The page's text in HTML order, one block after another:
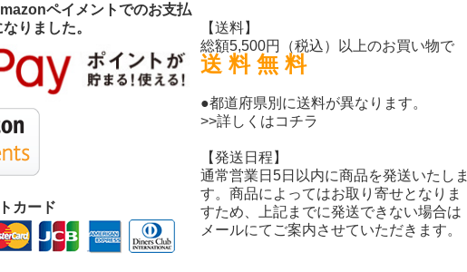
ペイメントでのお支払
りました。
カード
【送料】
総額5,500円（税込）以上のお買い物で
送 料 無 料
●都道府県別に送料が異なります。
>>詳しくはコチラ
【発送日程】
通常営業日5日以内に商品を発送いたしま
す。商品によってはお取り寄せとなりま
すため、上記までに発送できない場合は
メールにてご案内させていただきます。